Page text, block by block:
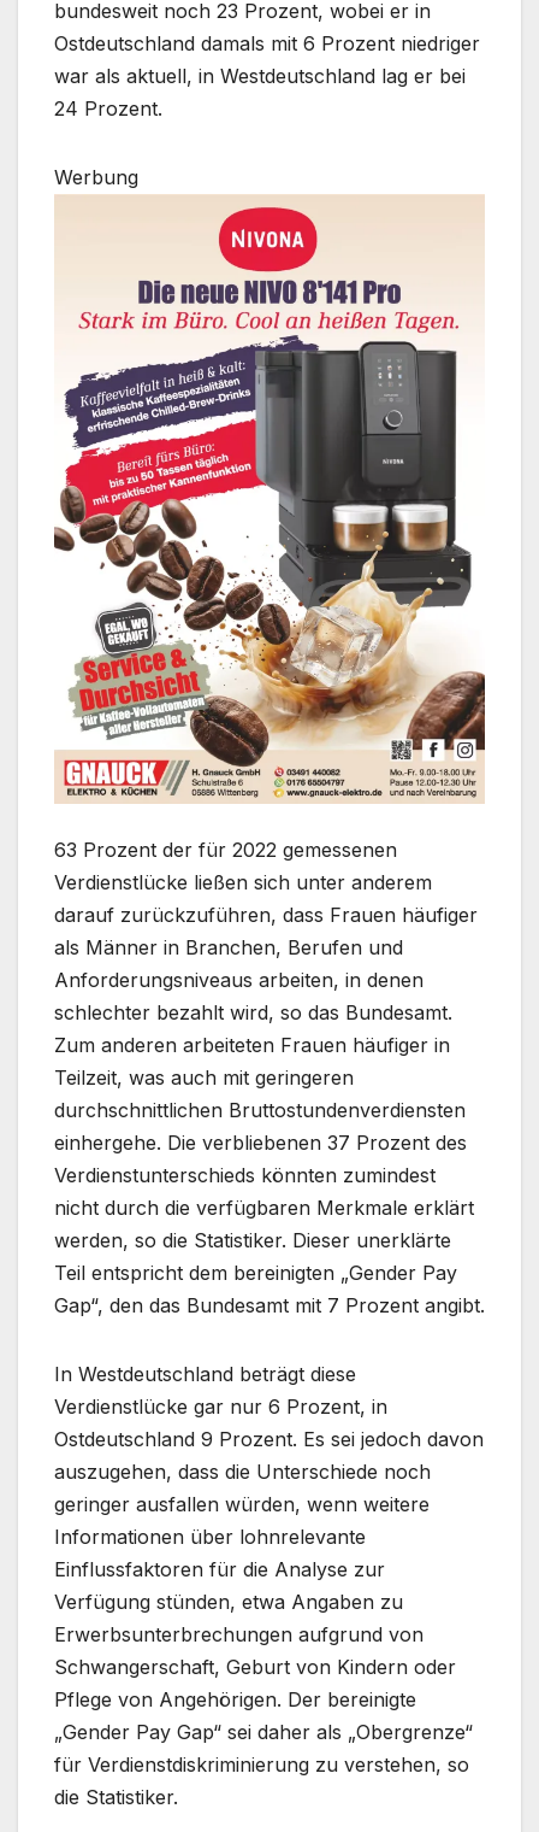
bundesweit noch 23 Prozent, wobei er in
Ostdeutschland damals mit 6 Prozent niedriger
war als aktuell, in Westdeutschland lag er bei
24 Prozent.
Werbung
63 Prozent der für 2022 gemessenen
Verdienstlücke ließen sich unter anderem
darauf zurückzuführen, dass Frauen häufiger
als Männer in Branchen, Berufen und
Anforderungsniveaus arbeiten, in denen
schlechter bezahlt wird, so das Bundesamt.
Zum anderen arbeiteten Frauen häufiger in
Teilzeit, was auch mit geringeren
durchschnittlichen Bruttostundenverdiensten
einhergehe. Die verbliebenen 37 Prozent des
Verdienstunterschieds könnten zumindest
nicht durch die verfügbaren Merkmale erklärt
werden, so die Statistiker. Dieser unerklärte
Teil entspricht dem bereinigten „Gender Pay
Gap“, den das Bundesamt mit 7 Prozent angibt.
In Westdeutschland beträgt diese
Verdienstlücke gar nur 6 Prozent, in
Ostdeutschland 9 Prozent. Es sei jedoch davon
auszugehen, dass die Unterschiede noch
geringer ausfallen würden, wenn weitere
Informationen über lohnrelevante
Einflussfaktoren für die Analyse zur
Verfügung stünden, etwa Angaben zu
Erwerbsunterbrechungen aufgrund von
Schwangerschaft, Geburt von Kindern oder
Pflege von Angehörigen. Der bereinigte
„Gender Pay Gap“ sei daher als „Obergrenze“
für Verdienstdiskriminierung zu verstehen, so
die Statistiker.